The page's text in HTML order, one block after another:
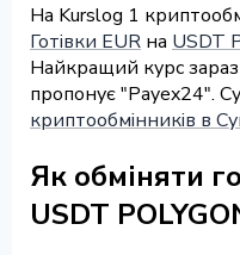
На Kurslog 1
Готівки EUR на USDT
Найкращий курс
пропонує "Payex24".
криптообмінників в
Як обміняти
USDT